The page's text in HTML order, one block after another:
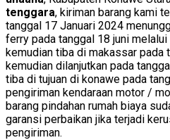
tenggara, kiriman barang kami
tanggal 17 Januari 2024
ferry pada tanggal 18 juni
kemudian tiba di makassar pada
kemudian dilanjutkan pada
tiba di tujuan di konawe pada
pengiriman kendaraan motor /
barang pindahan rumah biaya
garansi perbaikan jika terjadi
pengiriman.